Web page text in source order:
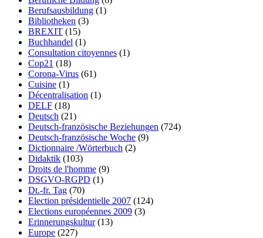
Berufsausbildung (1)
Bibliotheken (3)
BREXIT (15)
Buchhandel (1)
Consultation citoyennes (1)
Cop21 (18)
Corona-Virus (61)
Cuisine (1)
Décentralisation (1)
DELF (18)
Deutsch (21)
Deutsch-französische Beziehungen (724)
Deutsch-französische Woche (9)
Dictionnaire /Wörterbuch (2)
Didaktik (103)
Droits de l'homme (9)
DSGVO-RGPD (1)
Dt.-fr. Tag (70)
Election présidentielle 2007 (124)
Elections européennes 2009 (3)
Erinnerungskultur(13)
Europe (227)